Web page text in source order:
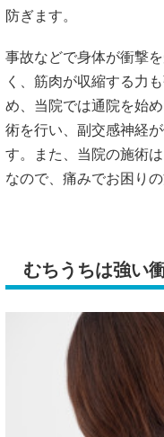
防ぎます。
事故などで身体が衝撃
く、筋肉が収縮する力
め、当院では通院を始
術を行い、副交感神経
す。また、当院の施術
なので、痛みでお困り
むちうちは強い